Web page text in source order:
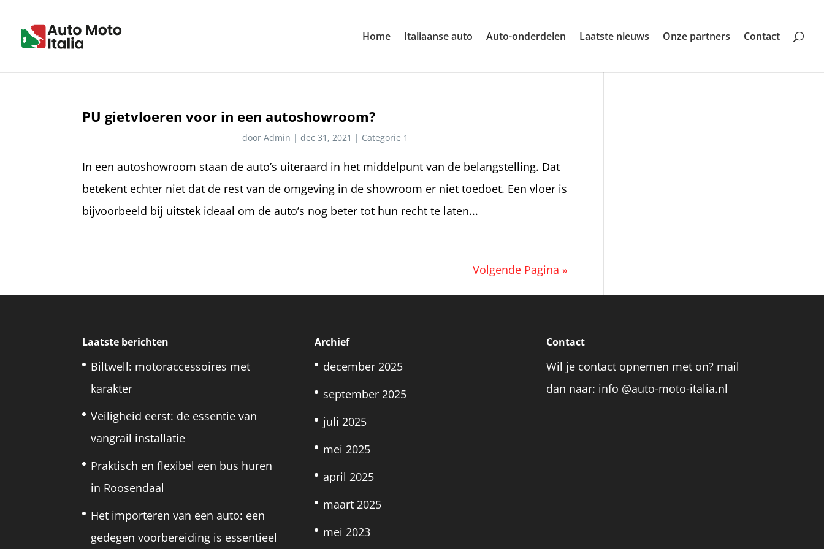
Home Italiaanse auto Auto-onderdelen Laatste nieuws Onze partners Contact
PU gietvloeren voor in een autoshowroom?
door Admin | dec 31, 2021 | Categorie 1
In een autoshowroom staan de auto’s uiteraard in het middelpunt van de belangstelling. Dat
betekent echter niet dat de rest van de omgeving in de showroom er niet toedoet. Een vloer is
bijvoorbeeld bij uitstek ideaal om de auto’s nog beter tot hun recht te laten...
Volgende Pagina »
Laatste berichten
Biltwell: motoraccessoires met
karakter
Veiligheid eerst: de essentie van
vangrail installatie
Praktisch en flexibel een bus huren
in Roosendaal
Het importeren van een auto: een
gedegen voorbereiding is essentieel
Archief
december 2025
september 2025
juli 2025
mei 2025
april 2025
maart 2025
mei 2023
Contact
Wil je contact opnemen met on? mail
dan naar: info @auto-moto-italia.nl